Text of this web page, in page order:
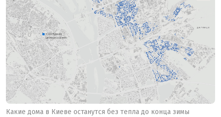
Какие дома в Киеве останутся без тепла до конца зимы